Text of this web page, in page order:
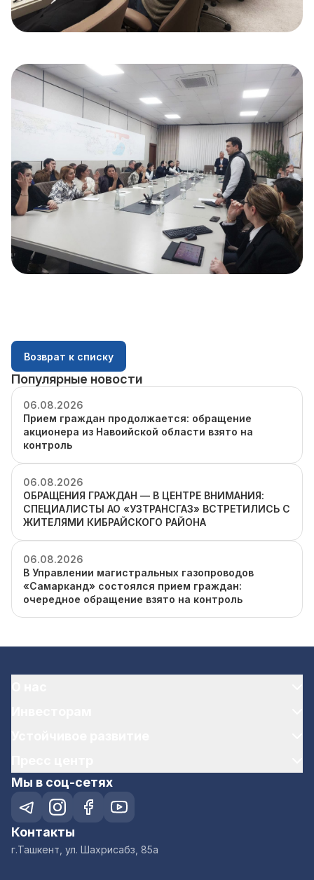
Возврат к списку
Популярные новости
06.08.2026
Прием граждан продолжается: обращение
акционера из Навоийской области взято на
контроль
06.08.2026
ОБРАЩЕНИЯ ГРАЖДАН — В ЦЕНТРЕ ВНИМАНИЯ:
СПЕЦИАЛИСТЫ АО «УЗТРАНСГАЗ» ВСТРЕТИЛИСЬ С
ЖИТЕЛЯМИ КИБРАЙСКОГО РАЙОНА
06.08.2026
В Управлении магистральных газопроводов
«Самарканд» состоялся прием граждан:
очередное обращение взято на контроль
Мы в соц-сетях
Контакты
г.Ташкент, ул. Шахрисабз, 85а